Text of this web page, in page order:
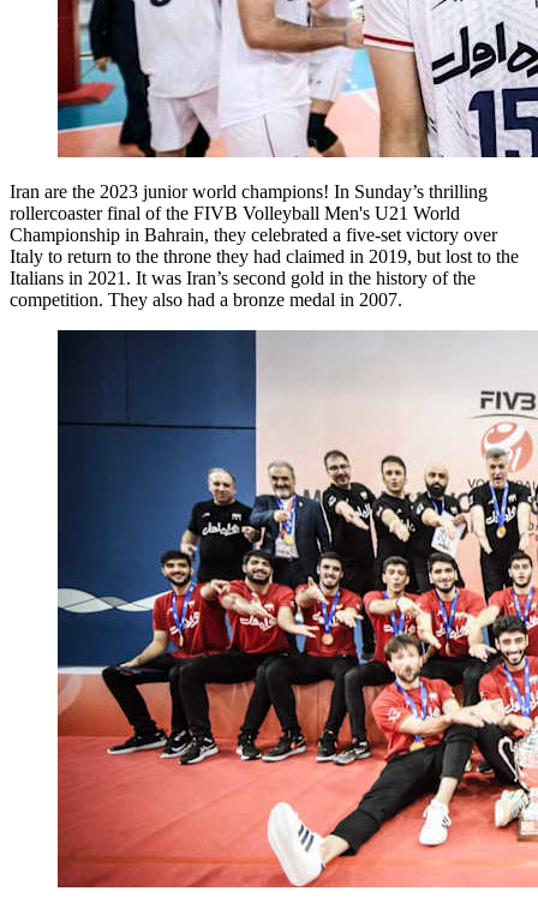
Iran are the 2023 junior world champions! In Sunday’s thrilling
rollercoaster final of the FIVB Volleyball Men's U21 World
Championship in Bahrain, they celebrated a five-set victory over
Italy to return to the throne they had claimed in 2019, but lost to the
Italians in 2021. It was Iran’s second gold in the history of the
competition. They also had a bronze medal in 2007.